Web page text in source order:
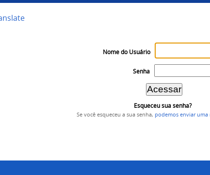
Nome do Usuário
Senha
Esqueceu sua senha?
Se você esqueceu a sua senha, podemos enviar uma